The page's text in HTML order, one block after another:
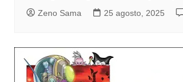
Zeno Sama 25 agosto, 2025